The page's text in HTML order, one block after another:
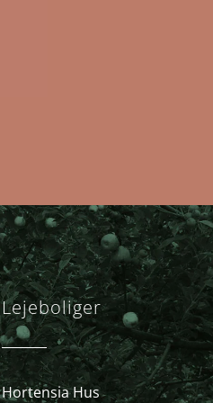
Lejeboliger
Hortensia Hus